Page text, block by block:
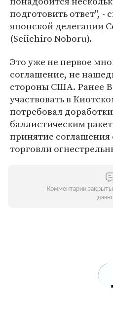
подготовить ответ", -
японской делегации
(Seiichiro Noboru).
Это уже не первое
соглашение, не
стороны США. Ранее
участвовать в
потребовал
баллистическим
принятие
торговли
Комментарии